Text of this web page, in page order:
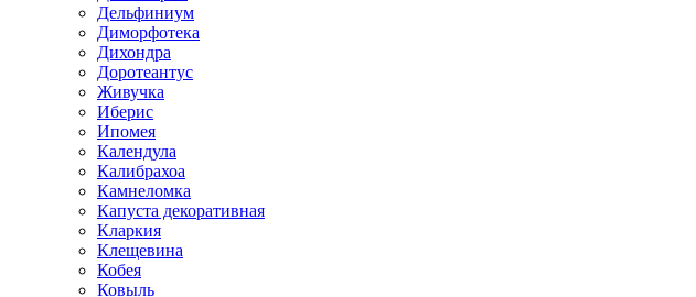
Дельфиниум
Диморфотека
Дихондра
Доротеантус
Живучка
Иберис
Ипомея
Календула
Калибрахоа
Камнеломка
Капуста декоративная
Кларкия
Клещевина
Кобея
Ковыль